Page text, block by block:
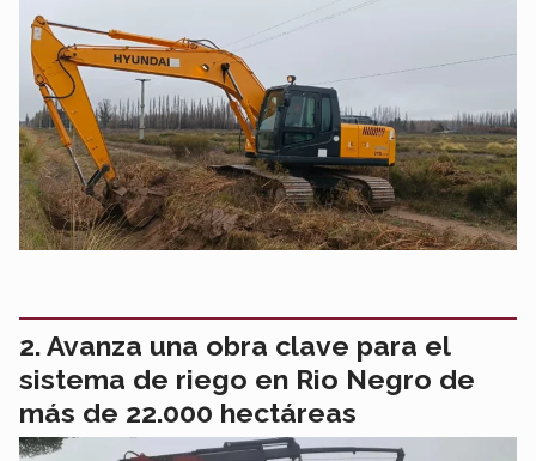
Avanza una obra clave para el
sistema de riego en Rio Negro de
más de 22.000 hectáreas